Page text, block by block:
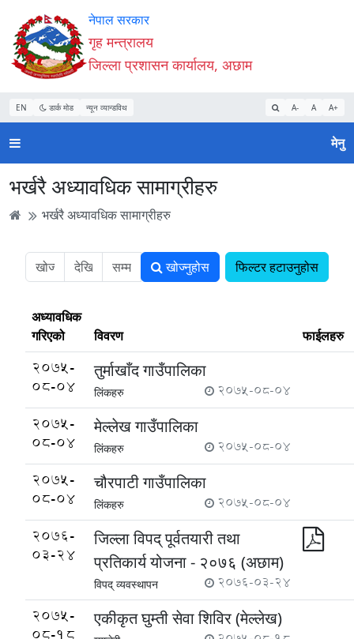
Accessibility
Mode
सुरु
गर्नुहोस्
सामाग्री
पढ्नुहाेस्
नेभिगेसन
पढ्नुहाेस्
वेबसाइट
खोजमा
जानुहोस्
नेपाल सरकार
गृह मन्त्रालय
जिल्ला प्रशासन कार्यालय, अछाम
EN डार्क मोड न्यून व्यान्डविथ A- A A+
मेनु
भर्खरै अध्यावधिक सामाग्रीहरु
भर्खरै अध्यावधिक सामाग्रीहरु
खोज्नुहोस फिल्टर हटाउनुहोस
अध्यावधिक
गरिएको
विवरण फाईलहरु
2075-
08-04
तुर्माखाँद गाउँपालिका
लिंकहरु 2075-08-04
2075-
08-04
मेल्लेख गाउँपालिका
लिंकहरु 2075-08-04
2075-
08-04
चौरपाटी गाउँपालिका
लिंकहरु 2075-08-04
2076-
03-24
जिल्ला विपद् पूर्वतयारी तथा
प्रतिकार्य योजना - २०७६ (अछाम)
विपद् व्यवस्थापन 2076-03-24
2075-
08-18
एकीकृत घुम्ती सेवा शिविर (मेल्लेख)